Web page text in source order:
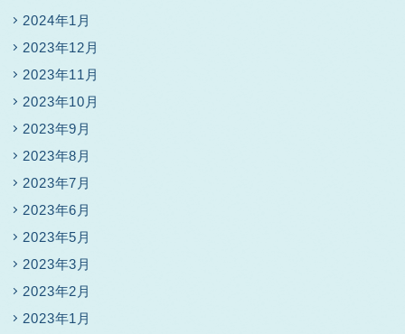
2024年1月
2023年12月
2023年11月
2023年10月
2023年9月
2023年8月
2023年7月
2023年6月
2023年5月
2023年3月
2023年2月
2023年1月